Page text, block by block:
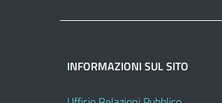
INFORMAZIONI SUL SITO